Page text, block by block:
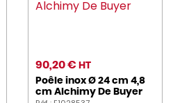
90,20 € HT
Poêle inox Ø 24 cm 4,8
cm Alchimy De Buyer